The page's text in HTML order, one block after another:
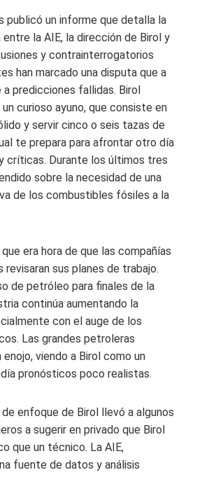
publicó un informe que detalla la
la AIE, la dirección de Birol y
y contrainterrogatorios
han marcado una disputa que a
a predicciones fallidas. Birol
curioso ayuno, que consiste en
y servir cinco o seis tazas de
te prepara para afrontar otro día
críticas. Durante los últimos tres
sobre la necesidad de una
de los combustibles fósiles a la
que era hora de que las compañías
sus planes de trabajo.
de petróleo para finales de la
continúa aumentando la
con el auge de los
Las grandes petroleras
viendo a Birol como un
pronósticos poco realistas.
enfoque de Birol llevó a algunos
a sugerir en privado que Birol
que un técnico. La AIE,
fuente de datos y análisis